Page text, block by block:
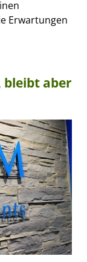
Erwartungen
bleibt aber